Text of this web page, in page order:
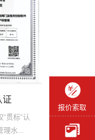
证
贯标”认
水...
报价索取